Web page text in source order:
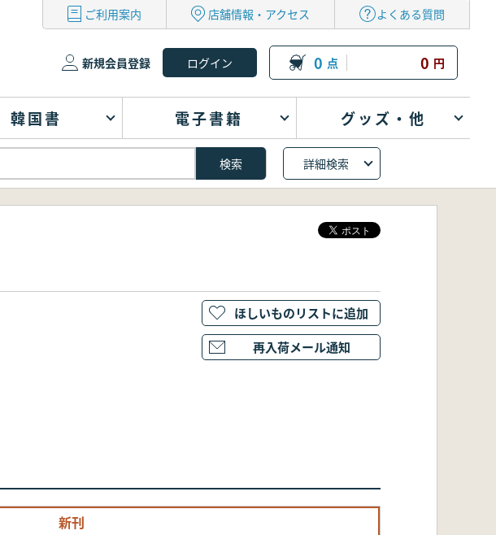
ご利用案内 店舗情報・アクセス よくある質問
新規会員登録 0 点 0 円
韓国書 電子書籍 グッズ・他
詳細検索
新刊
ほしいものリストに追加
再入荷メール通知